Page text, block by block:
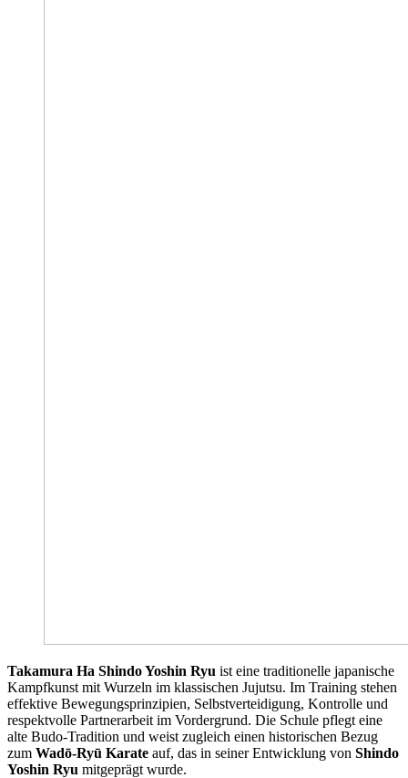
Takamura Ha Shindo Yoshin Ryu ist eine traditionelle japanische
Kampfkunst mit Wurzeln im klassischen Jujutsu. Im Training stehen
effektive Bewegungsprinzipien, Selbstverteidigung, Kontrolle und
respektvolle Partnerarbeit im Vordergrund. Die Schule pflegt eine
alte Budo-Tradition und weist zugleich einen historischen Bezug
zum Wadō-Ryū Karate auf, das in seiner Entwicklung von Shindo
Yoshin Ryu mitgeprägt wurde.